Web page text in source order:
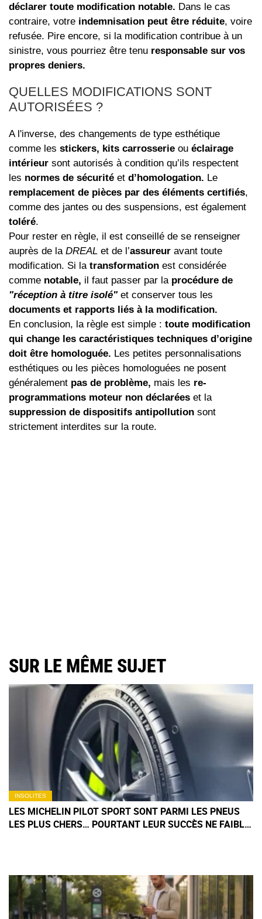
déclarer toute modification notable. Dans le cas
contraire, votre indemnisation peut être réduite, voire
refusée. Pire encore, si la modification contribue à un
sinistre, vous pourriez être tenu responsable sur vos
propres deniers.
QUELLES MODIFICATIONS SONT
AUTORISÉES ?
A l'inverse, des changements de type esthétique
comme les stickers, kits carrosserie ou éclairage
intérieur sont autorisés à condition qu’ils respectent
les normes de sécurité et d’homologation. Le
remplacement de pièces par des éléments certifiés,
comme des jantes ou des suspensions, est également
toléré.
Pour rester en règle, il est conseillé de se renseigner
auprès de la DREAL et de l’assureur avant toute
modification. Si la transformation est considérée
comme notable, il faut passer par la procédure de
"réception à titre isolé"et conserver tous les
documents et rapports liés à la modification.
En conclusion, la règle est simple : toute modification
qui change les caractéristiques techniques d’origine
doit être homologuée. Les petites personnalisations
esthétiques ou les pièces homologuées ne posent
généralement pas de problème, mais les re-
programmations moteur non déclarées et la
suppression de dispositifs antipollution sont
strictement interdites sur la route.
SUR LE MÊME SUJET
INSOLITES
LES MICHELIN PILOT SPORT SONT PARMI LES PNEUS
LES PLUS CHERS… POURTANT LEUR SUCCÈS NE FAIBLIT